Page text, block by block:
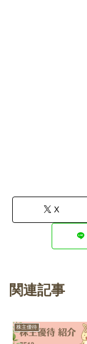
X
関連記事
株主優待